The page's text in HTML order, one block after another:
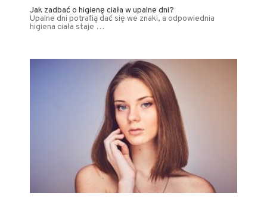
Jak zadbać o higienę ciała w upalne dni?
Upalne dni potrafią dać się we znaki, a odpowiednia
higiena ciała staje …